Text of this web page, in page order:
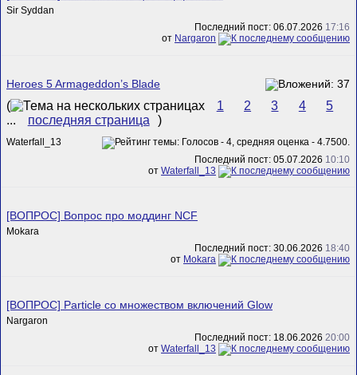
Sir Syddan
Последний пост: 06.07.2026 17:16
от Nargaron
Heroes 5 Armageddon’s Blade
( 1 2 3 4
5
...
последняя страница )
Waterfall_13
Последний пост: 05.07.2026 10:10
от Waterfall_13
[ВОПРОС] Вопрос про моддинг NCF
Mokara
Последний пост: 30.06.2026 18:40
от Mokara
[ВОПРОС] Particle со множеством включений Glow
Nargaron
Последний пост: 18.06.2026 20:00
от Waterfall_13